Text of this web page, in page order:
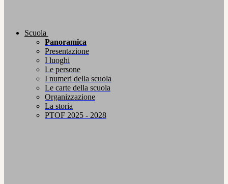
Scuola
Panoramica
Presentazione
I luoghi
Le persone
I numeri della scuola
Le carte della scuola
Organizzazione
La storia
PTOF 2025 - 2028